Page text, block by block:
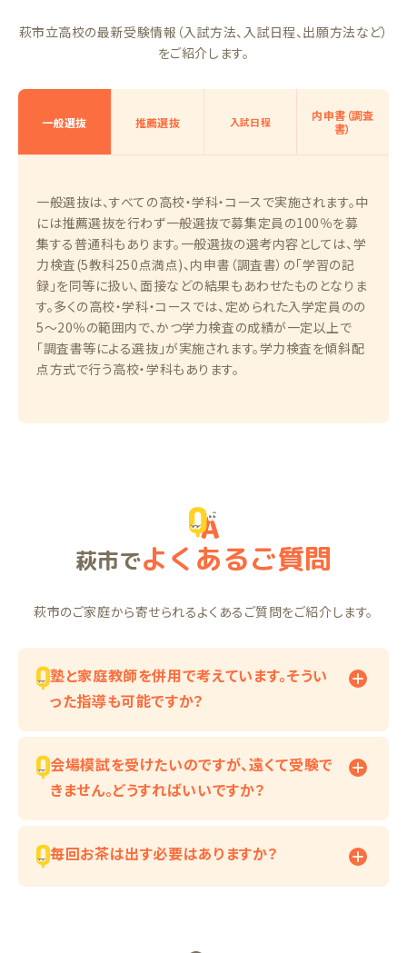
萩市立高校の最新受験情報（入試方法、入試日程、出願方法など）
をご紹介します。
一般選抜 推薦選抜 入試日程
内申書（調査
書）
一般選抜は、すべての高校・学科・コースで実施されます。中
には推薦選抜を行わず一般選抜で募集定員の100％を募
集する普通科もあります。一般選抜の選考内容としては、学
力検査(5教科250点満点)、内申書（調査書）の「学習の記
録」を同等に扱い、面接などの結果もあわせたものとなりま
す。多くの高校・学科・コースでは、定められた入学定員のの
5～20％の範囲内で、かつ学力検査の成績が一定以上で
「調査書等による選抜」が実施されます。学力検査を傾斜配
点方式で行う高校・学科もあります。
萩市でよくあるご質問
萩市のご家庭から寄せられるよくあるご質問をご紹介します。
塾と家庭教師を併用で考えています。そうい
った指導も可能ですか？
会場模試を受けたいのですが、遠くて受験で
きません。どうすればいいですか？
毎回お茶は出す必要はありますか？